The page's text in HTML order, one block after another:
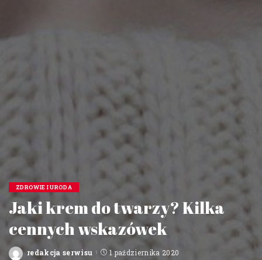
ZDROWIE I URODA
Jaki krem do twarzy? Kilka
cennych wskazówek
Posted
redakcja serwisu 1 października 2020